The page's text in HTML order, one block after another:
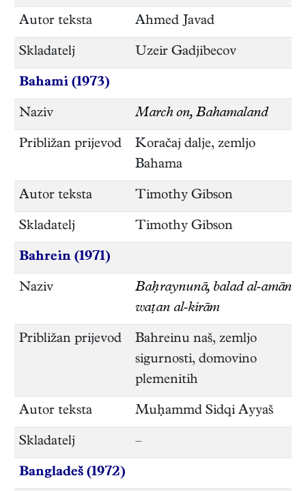
Autor teksta Ahmed Javad
Skladatelj Uzeir Gadjibecov
Bahami (1973)
Naziv March on, Bahamaland
Približan prijevod
Koračaj dalje, zemljo
Bahama
Autor teksta Timothy Gibson
Skladatelj Timothy Gibson
Bahrein (1971)
Naziv
Baḥraynunā, balad al‑amān
waṭan al‑kirām
Približan prijevod
Bahreinu naš, zemljo
sigurnosti, domovino
plemenitih
Autor teksta Muḥammd Sidqi Ayyaš
Skladatelj –
Bangladeš (1972)